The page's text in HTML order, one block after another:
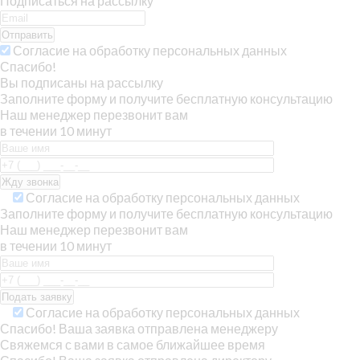
Отправить
Согласие на обработку персональных данных
Спасибо!
Вы подписаны на рассылку
Заполните форму и получите бесплатную консультацию
Наш менеджер перезвонит вам
в течении 10 минут
Согласие на обработку персональных данных
Заполните форму и получите бесплатную консультацию
Наш менеджер перезвонит вам
в течении 10 минут
Согласие на обработку персональных данных
Спасибо! Ваша заявка отправлена менеджеру
Свяжемся с вами в самое ближайшее время